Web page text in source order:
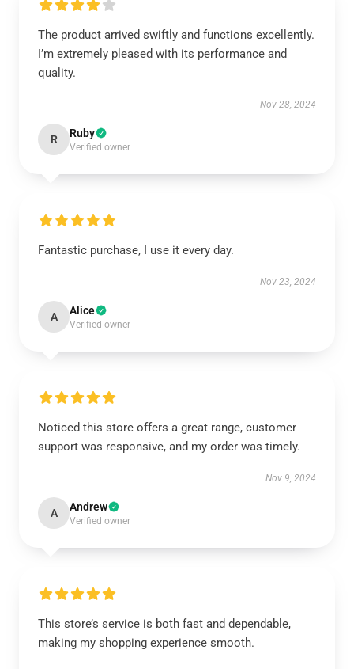
The product arrived swiftly and functions excellently.
I’m extremely pleased with its performance and
quality.
Nov 28, 2024
R Ruby
Verified owner
Fantastic purchase, I use it every day.
Nov 23, 2024
A Alice
Verified owner
Noticed this store offers a great range, customer
support was responsive, and my order was timely.
Nov 9, 2024
A Andrew
Verified owner
This store’s service is both fast and dependable,
making my shopping experience smooth.